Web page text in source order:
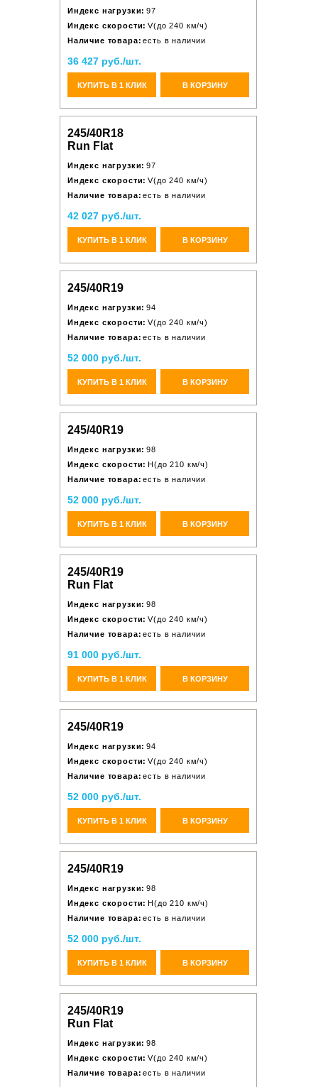
Индекс нагрузки: 97
Индекс скорости: V(до 240 км/ч)
Наличие товара: есть в наличии
36 427 руб./шт.
КУПИТЬ В 1 КЛИК В КОРЗИНУ
245/40R18
Run Flat
Индекс нагрузки: 97
Индекс скорости: V(до 240 км/ч)
Наличие товара: есть в наличии
42 027 руб./шт.
КУПИТЬ В 1 КЛИК В КОРЗИНУ
245/40R19
Индекс нагрузки: 94
Индекс скорости: V(до 240 км/ч)
Наличие товара: есть в наличии
52 000 руб./шт.
КУПИТЬ В 1 КЛИК В КОРЗИНУ
245/40R19
Индекс нагрузки: 98
Индекс скорости: H(до 210 км/ч)
Наличие товара: есть в наличии
52 000 руб./шт.
КУПИТЬ В 1 КЛИК В КОРЗИНУ
245/40R19
Run Flat
Индекс нагрузки: 98
Индекс скорости: V(до 240 км/ч)
Наличие товара: есть в наличии
91 000 руб./шт.
КУПИТЬ В 1 КЛИК В КОРЗИНУ
245/40R19
Индекс нагрузки: 94
Индекс скорости: V(до 240 км/ч)
Наличие товара: есть в наличии
52 000 руб./шт.
КУПИТЬ В 1 КЛИК В КОРЗИНУ
245/40R19
Индекс нагрузки: 98
Индекс скорости: H(до 210 км/ч)
Наличие товара: есть в наличии
52 000 руб./шт.
КУПИТЬ В 1 КЛИК В КОРЗИНУ
245/40R19
Run Flat
Индекс нагрузки: 98
Индекс скорости: V(до 240 км/ч)
Наличие товара: есть в наличии